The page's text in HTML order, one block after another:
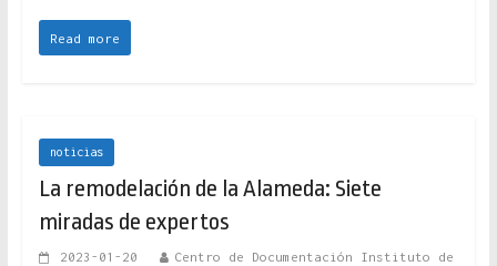
Read more
noticias
La remodelación de la Alameda: Siete
miradas de expertos
2023-01-20 Centro de Documentación Instituto de